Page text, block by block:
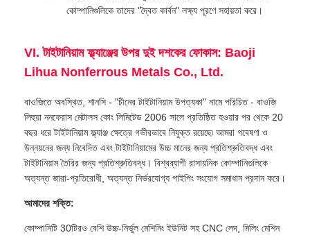
কোম্পানিগুলিকে তাদের "দ্বৈত কার্বন" লক্ষ্য পূরণে সহায়তা করে।
VI. টাইটানিয়াম ফ্ল্যাঞ্জের উপর দুই দশকের ফোকাস: Baoji
Lihua Nonferrous Metals Co., Ltd.
বাওজিতে অবস্থিত, শানসি - "চীনের টাইটানিয়াম উপত্যকা" নামে পরিচিত - বাওজি
লিহুয়া ননফেরাস মেটালস কোং লিমিটেড 2006 সালে প্রতিষ্ঠিত হওয়ার পর থেকে 20
বছর ধরে টাইটানিয়াম ফ্ল্যাঞ্জ ক্ষেত্রে গভীরভাবে নিযুক্ত রয়েছে৷ আমরা গবেষণা ও
উন্নয়নের জন্য নিবেদিত এবং টাইটানিয়ামের উচ্চ মানের জন্য প্রতিশ্রুতিবদ্ধ এবং
টাইটানিয়াম তৈরির জন্য প্রতিশ্রুতিবদ্ধ। বিশ্বব্যাপী রাসায়নিক কোম্পানিগুলিকে
অত্যন্ত জারা-প্রতিরোধী, অত্যন্ত নির্ভরযোগ্য পাইপিং সংযোগ সমাধান প্রদান করে।
আমাদের শক্তি:
কোম্পানিটি 30টিরও বেশি উচ্চ-নির্ভুল মেশিনিং ইউনিট সহ CNC লেদ, মিলিং মেশিন